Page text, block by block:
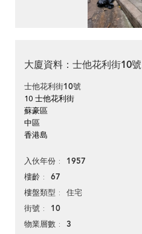
大廈資料：士他花利街10號
士他花利街10號
10 士他花利街
蘇豪區
中區
香港島
入伙年份 1957
樓齡 67
樓盤類型 住宅
街號 10
物業層數 3